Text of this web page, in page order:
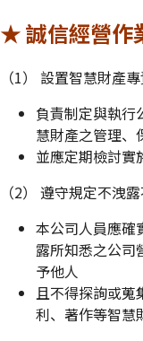
★ 誠信經營作
（1） 設置智慧財產
負責制定與執行
慧財產之管理、
並應定期檢討實
（2） 遵守規定不洩
本公司人員應確
露所知悉之公司
予他人
且不得探詢或
利、著作等智慧